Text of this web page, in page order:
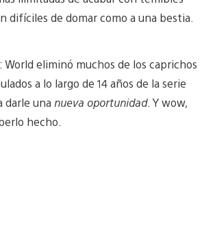
difíciles de domar como a una bestia.
eliminó muchos de los caprichos
a lo largo de 14 años de la serie
darle una nueva oportunidad. Y wow,
hecho.